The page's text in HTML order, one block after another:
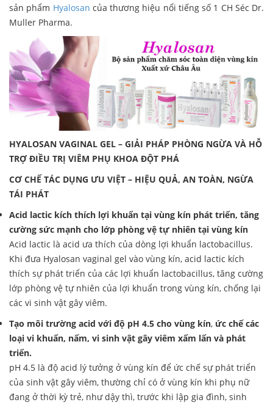
sản phẩm Hyalosan của thương hiệu nổi tiếng số 1 CH Séc Dr.
Muller Pharma.
HYALOSAN VAGINAL GEL – GIẢI PHÁP PHÒNG NGỪA VÀ HỖ
TRỢ ĐIỀU TRỊ VIÊM PHỤ KHOA ĐỘT PHÁ
CƠ CHẾ TÁC DỤNG ƯU VIỆT – HIỆU QUẢ, AN TOÀN, NGỪA
TÁI PHÁT
Acid lactic kích thích lợi khuẩn tại vùng kín phát triển, tăng
cường sức mạnh cho lớp phòng vệ tự nhiên tại vùng kín
Acid lactic là acid ưa thích của dòng lợi khuẩn lactobacillus.
Khi đưa Hyalosan vaginal gel vào vùng kín, acid lactic kích
thích sự phát triển của các lợi khuẩn lactobacillus, tăng cường
lớp phòng vệ tự nhiên của lợi khuẩn trong vùng kín, chống lại
các vi sinh vật gây viêm.
Tạo môi trường acid với độ pH 4.5 cho vùng kín, ức chế các
loại vi khuẩn, nấm, vi sinh vật gây viêm xấm lấn và phát
triển.
pH 4.5 là độ acid lý tưởng ở vùng kín để ức chế sự phát triển
của sinh vật gây viêm, thường chỉ có ở vùng kín khi phụ nữ
đang ở thời kỳ trẻ, như dậy thì, trước khi lập gia đình, sinh